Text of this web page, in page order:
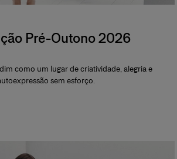
Pré-Outono 2026
como um lugar de criatividade, alegria e
sem esforço.